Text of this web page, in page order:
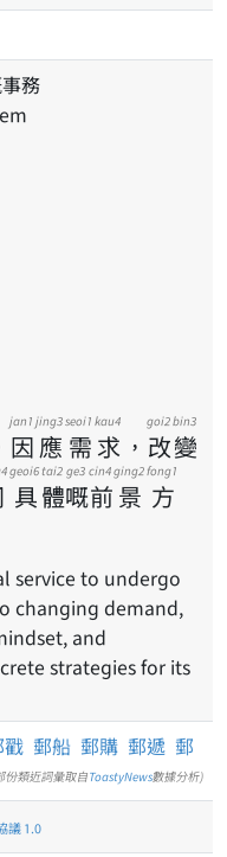
務
因
jan1
應
jing3
需
seoi1
求
kau4
， 改
goi2
變
bin3
具
geoi6
體
tai2
嘅
ge3
前
cin4
景
ging2
方
fong1
service to undergo
changing demand,
and
strategies for its
戳 郵船 郵購 郵遞 郵
份類近詞彙取自ToastyNews數據分析)
議 1.0